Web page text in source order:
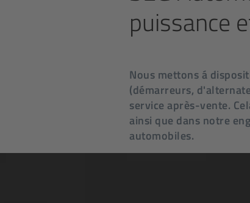
puissance
Nous mettons á
(démarreurs,
service après-vente.
ainsi que dans notre
automobiles.